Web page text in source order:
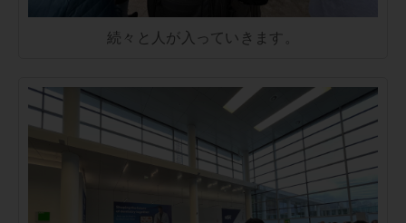
続々と人が入っていきます。